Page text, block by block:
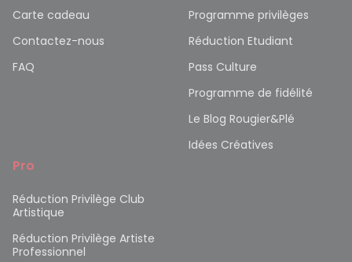
Carte cadeau
Contactez-nous
FAQ
Programme privilèges
Réduction Etudiant
Pass Culture
Programme de fidélité
Le Blog Rougier&Plé
Idées Créatives
Pro
Réduction Privilège Club
Artistique
Réduction Privilège Artiste
Professionnel